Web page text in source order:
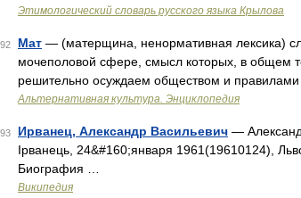
Этимологический словарь русского языка Крылова
92 Мат — (матерщина, ненормативная лексика)
мочеполовой сфере, смысл которых, в общем
решительно осуждаем обществом и правилами
Альтернативная культура. Энциклопедия
93 Ирванец, Александр Васильевич —
Ірванець, 24&#160;января 1961(19610124),
Биография …
Википедия